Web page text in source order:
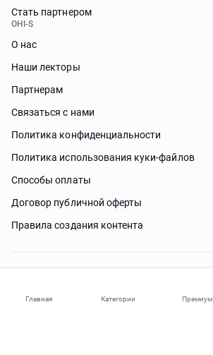
Главная Категории Премиум
Стать партнером
OHI-S
О нас
Наши лекторы
Партнерам
Связаться с нами
Политика конфиденциальности
Политика использования куки-файлов
Способы оплаты
Договор публичной оферты
Правила создания контента
Нужна помощь?